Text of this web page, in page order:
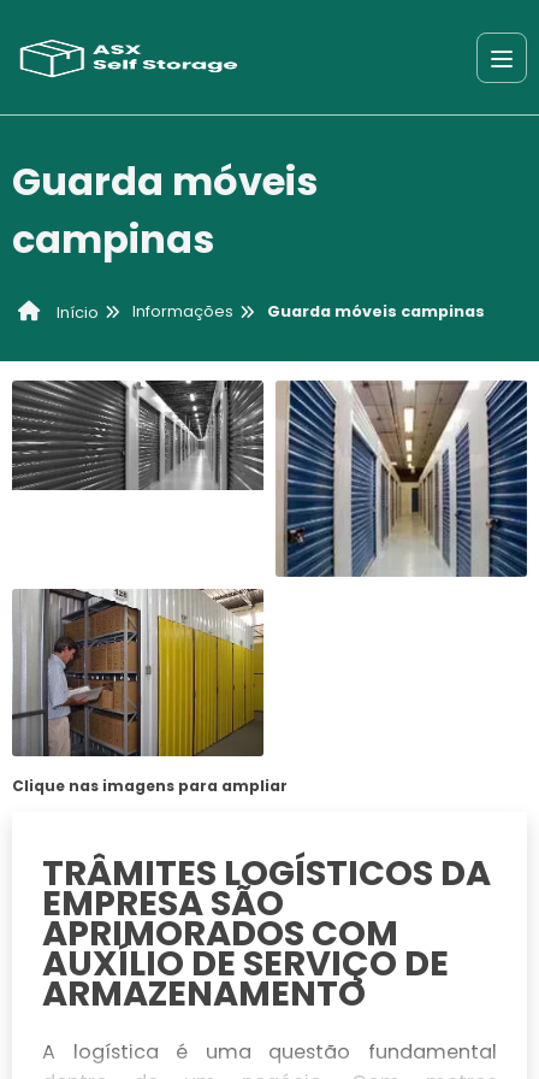
Guarda móveis
campinas
Início Informações Guarda móveis campinas
Clique nas imagens para ampliar
TRÂMITES LOGÍSTICOS DA
EMPRESA SÃO
APRIMORADOS COM
AUXÍLIO DE SERVIÇO DE
ARMAZENAMENTO
A logística é uma questão fundamental